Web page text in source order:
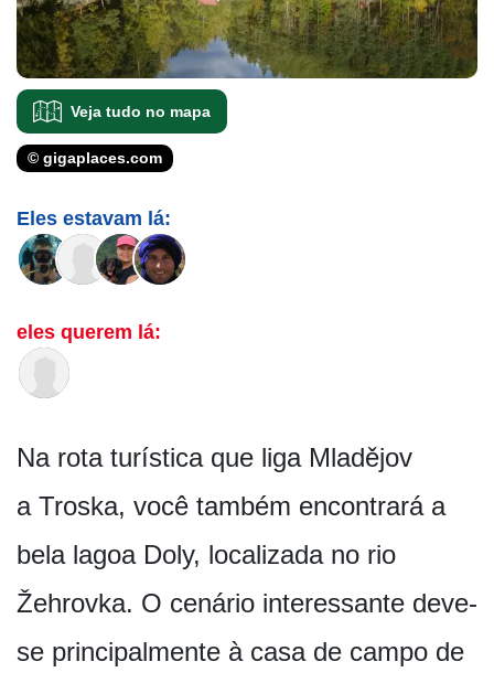
Veja tudo no mapa
© gigaplaces.com
Eles estavam lá:
eles querem lá:
Na rota turística que liga Mladějov
a Troska, você também encontrará a
bela lagoa Doly, localizada no rio
Žehrovka. O cenário interessante deve-
se principalmente à casa de campo de